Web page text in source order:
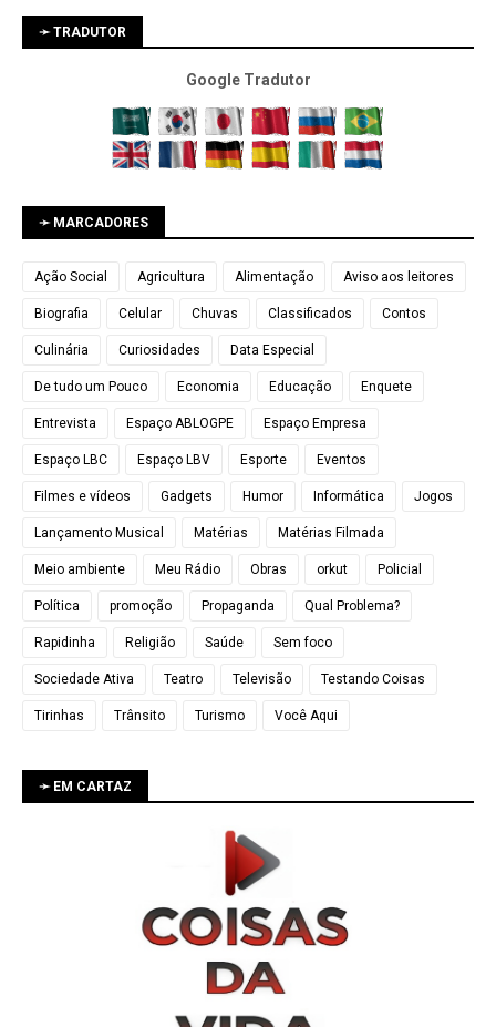
➛ TRADUTOR
Google Tradutor
➛ MARCADORES
Ação Social Agricultura Alimentação Aviso aos leitores
Biografia Celular Chuvas Classificados Contos
Culinária Curiosidades Data Especial
De tudo um Pouco Economia Educação Enquete
Entrevista Espaço ABLOGPE Espaço Empresa
Espaço LBC Espaço LBV Esporte Eventos
Filmes e vídeos Gadgets Humor Informática Jogos
Lançamento Musical Matérias Matérias Filmada
Meio ambiente Meu Rádio Obras orkut Policial
Política promoção Propaganda Qual Problema?
Rapidinha Religião Saúde Sem foco
Sociedade Ativa Teatro Televisão Testando Coisas
Tirinhas Trânsito Turismo Você Aqui
➛ EM CARTAZ